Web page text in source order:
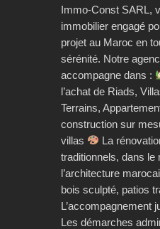
Immo-Const SARL,
immobilier engagé
projet au Maroc en
sérénité. Notre
accompagne dans :
l’achat de Riads,
Terrains,
construction sur
villas
La
traditionnels, dans le
l’architecture
bois sculpté, patios
L’accompagnement
Les démarches